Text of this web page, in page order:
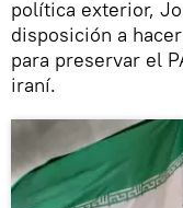
política exterior,
disposición a
para preservar el
iraní.